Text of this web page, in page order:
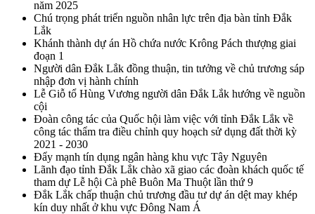
năm 2025
Chú trọng phát triển nguồn nhân lực trên địa bàn tỉnh Đắk
Lắk
Khánh thành dự án Hồ chứa nước Krông Pách thượng giai
đoạn 1
Người dân Đắk Lắk đồng thuận, tin tưởng về chủ trương sáp
nhập đơn vị hành chính
Lễ Giỗ tổ Hùng Vương người dân Đắk Lắk hướng về nguồn
cội
Đoàn công tác của Quốc hội làm việc với tỉnh Đắk Lắk về
công tác thẩm tra điều chỉnh quy hoạch sử dụng đất thời kỳ
2021 - 2030
Đẩy mạnh tín dụng ngân hàng khu vực Tây Nguyên
Lãnh đạo tỉnh Đắk Lắk chào xã giao các đoàn khách quốc tế
tham dự Lễ hội Cà phê Buôn Ma Thuột lần thứ 9
Đắk Lắk chấp thuận chủ trương đầu tư dự án dệt may khép
kín duy nhất ở khu vực Đông Nam Á